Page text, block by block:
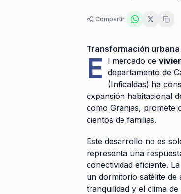
Compartir
Transformación urbana
E l mercado de
departamento de
(Inficaldas) ha
expansión habitacional
como Granjas, promete
cientos de familias.
Este desarrollo no es
representa una
conectividad eficiente.
un dormitorio satélite de
tranquilidad y el clima de